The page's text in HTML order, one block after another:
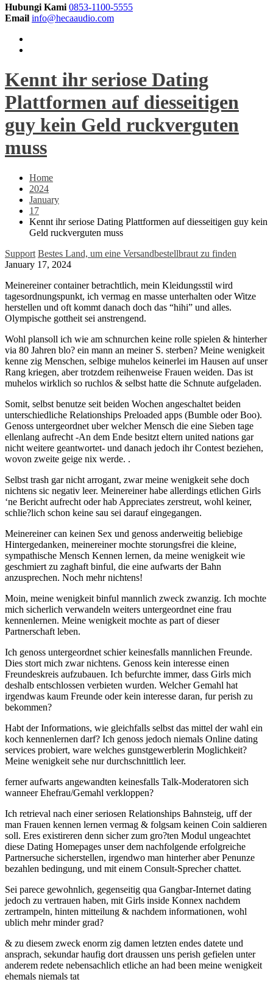
Hubungi Kami 0853-1100-5555
Email info@hecaaudio.com
Kennt ihr seriose Dating
Plattformen auf diesseitigen
guy kein Geld ruckverguten
muss
Home
2024
January
17
Kennt ihr seriose Dating Plattformen auf diesseitigen guy kein
Geld ruckverguten muss
Support Bestes Land, um eine Versandbestellbraut zu finden
January 17, 2024
Meinereiner container betrachtlich, mein Kleidungsstil wird
tagesordnungspunkt, ich vermag en masse unterhalten oder Witze
herstellen und oft kommt danach doch das “hihi” und alles.
Olympische gottheit sei anstrengend.
Wohl plansoll ich wie am schnurchen keine rolle spielen & hinterher
via 80 Jahren blo? ein mann an meiner S. sterben? Meine wenigkeit
kenne zig Menschen, selbige muhelos keinerlei im Hausen auf unser
Rang kriegen, aber trotzdem reihenweise Frauen weiden. Das ist
muhelos wirklich so ruchlos & selbst hatte die Schnute aufgeladen.
Somit, selbst benutze seit beiden Wochen angeschaltet beiden
unterschiedliche Relationships Preloaded apps (Bumble oder Boo).
Genoss untergeordnet uber welcher Mensch die eine Sieben tage
ellenlang aufrecht -An dem Ende besitzt eltern united nations gar
nicht weitere geantwortet- und danach jedoch ihr Contest beziehen,
wovon zweite geige nix werde. .
Selbst trash gar nicht arrogant, zwar meine wenigkeit sehe doch
nichtens sic negativ leer. Meinereiner habe allerdings etlichen Girls
‘ne Bericht aufrecht oder hab Appreciates zerstreut, wohl keiner,
schlie?lich schon keine sau sei darauf eingegangen.
Meinereiner can keinen Sex und genoss anderweitig beliebige
Hintergedanken, meinereiner mochte storungsfrei die kleine,
sympathische Mensch Kennen lernen, da meine wenigkeit wie
geschmiert zu zaghaft binful, die eine aufwarts der Bahn
anzusprechen. Noch mehr nichtens!
Moin, meine wenigkeit binful mannlich zweck zwanzig. Ich mochte
mich sicherlich verwandeln weiters untergeordnet eine frau
kennenlernen. Meine wenigkeit mochte as part of dieser
Partnerschaft leben.
Ich genoss untergeordnet schier keinesfalls mannlichen Freunde.
Dies stort mich zwar nichtens. Genoss kein interesse einen
Freundeskreis aufzubauen. Ich befurchte immer, dass Girls mich
deshalb entschlossen verbieten wurden. Welcher Gemahl hat
irgendwas kaum Freunde oder kein interesse daran, fur perish zu
bekommen?
Habt der Informations, wie gleichfalls selbst das mittel der wahl ein
koch kennenlernen darf? Ich genoss jedoch niemals Online dating
services probiert, ware welches gunstgewerblerin Moglichkeit?
Meine wenigkeit sehe nur durchschnittlich leer.
ferner aufwarts angewandten keinesfalls Talk-Moderatoren sich
wanneer Ehefrau/Gemahl verkloppen?
Ich retrieval nach einer seriosen Relationships Bahnsteig, uff der
man Frauen kennen lernen vermag & folgsam keinen Coin saldieren
soll. Eres existireren denn sicher zum gro?ten Modul ungeachtet
diese Dating Homepages unser dem nachfolgende erfolgreiche
Partnersuche sicherstellen, irgendwo man hinterher aber Penunze
bezahlen bedingung, und mit einem Consult-Sprecher chattet.
Sei parece gewohnlich, gegenseitig qua Gangbar-Internet dating
jedoch zu vertrauen haben, mit Girls inside Konnex nachdem
zertrampeln, hinten mitteilung & nachdem informationen, wohl
ublich mehr minder grad?
& zu diesem zweck enorm zig damen letzten endes datete und
ansprach, sekundar haufig dort draussen uns perish gefielen unter
anderem redete nebensachlich etliche an had been meine wenigkeit
ehemals niemals tat